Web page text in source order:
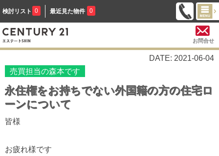
検討リスト 0 最近見た物件 0
お問合せ
DATE: 2021-06-04
売買担当の森本です
永住権をお持ちでない外国籍の方の住宅ロ
ーンについて
皆様
お疲れ様です